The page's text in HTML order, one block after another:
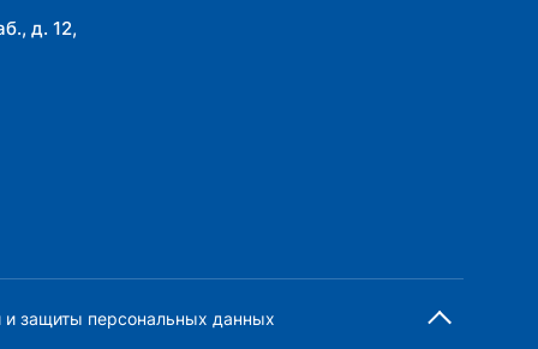
д. 12,
и защиты персональных данных